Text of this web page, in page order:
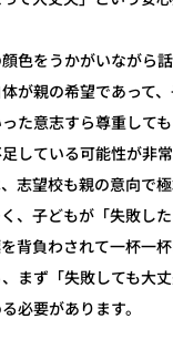
色をうかがいながら
が親の希望であって
た意志すら尊重して
している可能性が非常
志望校も親の意向で
、子どもが「失敗した
背負わされて一杯一
まず「失敗しても大
必要があります。